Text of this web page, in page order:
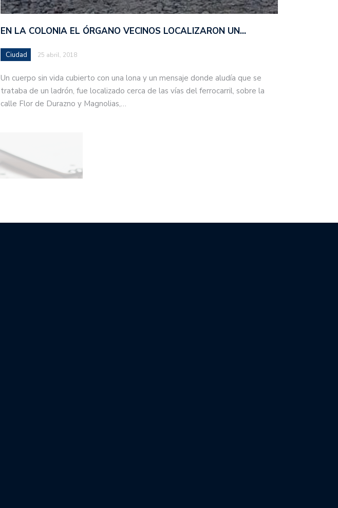
EN LA COLONIA EL ÓRGANO VECINOS LOCALIZARON UN…
Ciudad 25 abril, 2018
Un cuerpo sin vida cubierto con una lona y un mensaje donde aludía que se
trataba de un ladrón, fue localizado cerca de las vías del ferrocarril, sobre la
calle Flor de Durazno y Magnolias,…